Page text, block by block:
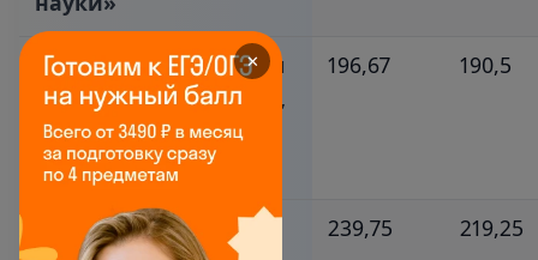
21.03.00. «Прикладная
геология, горное дело,
нефтегазовое дело и
геодезия»‎
196,67 190,5
09.03.00.
239,75 219,25
✕